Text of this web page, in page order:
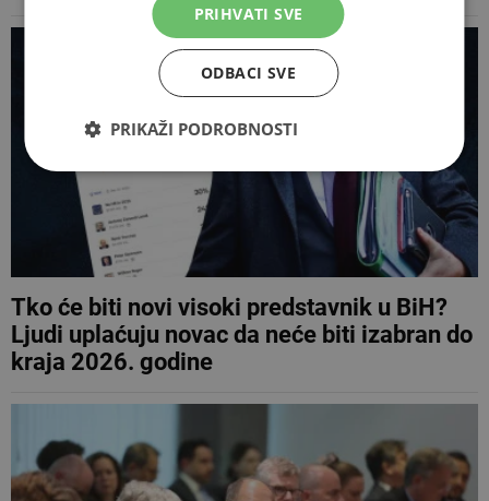
Tko će biti novi visoki predstavnik u BiH?
Ljudi uplaćuju novac da neće biti izabran do
kraja 2026. godine
PRIHVATI SVE
ODBACI SVE
PRIKAŽI PODROBNOSTI